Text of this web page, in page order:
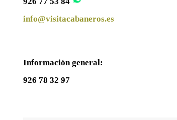
info@visitacabaneros.es
Información general:
926 78 32 97